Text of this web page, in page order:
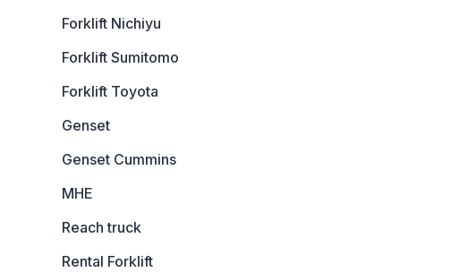
Forklift Nichiyu
Forklift Sumitomo
Forklift Toyota
Genset
Genset Cummins
MHE
Reach truck
Rental Forklift